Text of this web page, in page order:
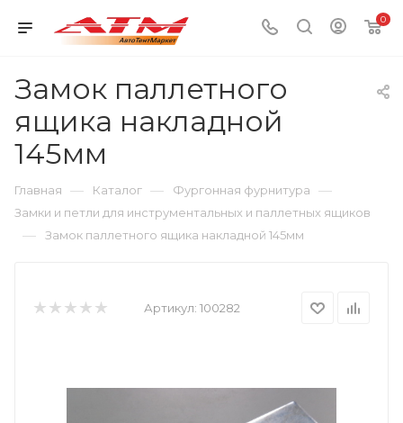
0
Замок паллетного
ящика накладной
145мм
Главная — Каталог — Фургонная фурнитура —
Замки и петли для инструментальных и паллетных ящиков
— Замок паллетного ящика накладной 145мм
Артикул: 100282